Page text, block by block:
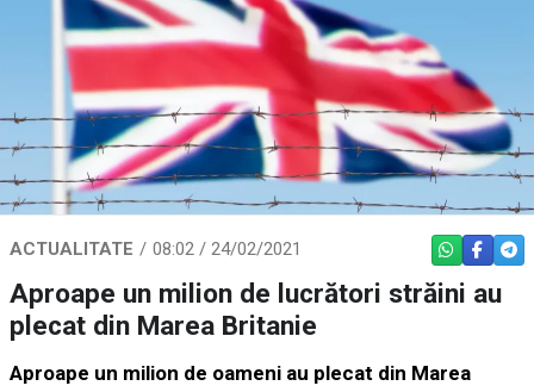
ACTUALITATE 08:02 / 24/02/2021 WHATSAPP
Aproape un milion de lucrători străini au
plecat din Marea Britanie
Aproape un milion de oameni au plecat din Marea